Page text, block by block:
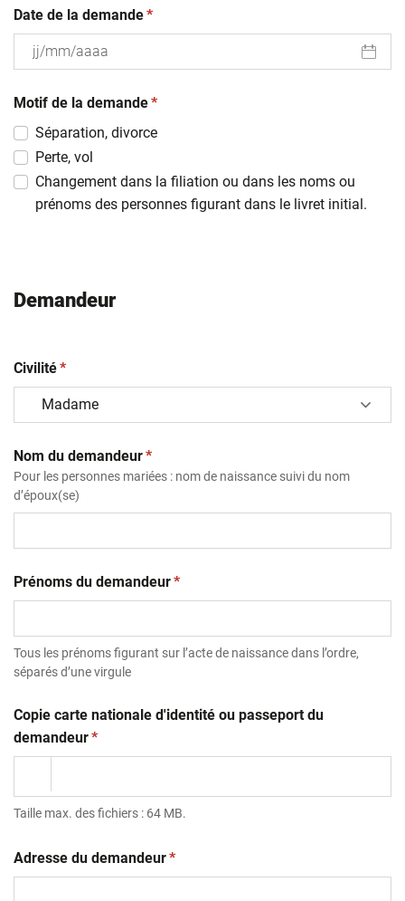
Date de la demande(obligatoire)
*
slash
MM
slash
AAAA
Motif de la demande(obligatoire)
*
Séparation, divorce
Perte, vol
Changement dans la filiation ou dans les noms ou
prénoms des personnes figurant dans le livret initial.
Demandeur
Civilité(obligatoire)
*
Nom du demandeur(obligatoire)
*
Pour les personnes mariées : nom de naissance suivi du nom
d’époux(se)
Prénoms du demandeur(obligatoire)
*
Tous les prénoms figurant sur l’acte de naissance dans l’ordre,
séparés d’une virgule
Copie carte nationale d'identité ou passeport du
demandeur(obligatoire)
*
Taille max. des fichiers : 64 MB.
Adresse du demandeur(obligatoire)
*